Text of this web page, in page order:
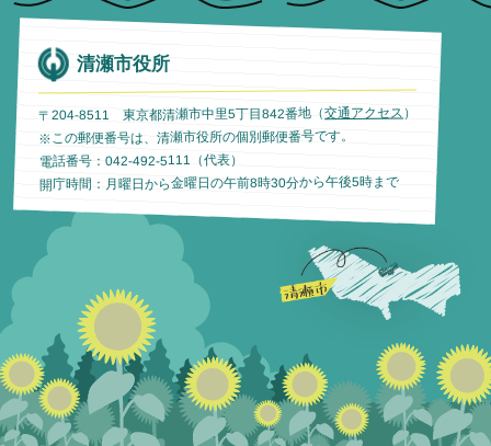
清瀬市役所
〒204-8511 東京都清瀬市中里5丁目842番地（交通アクセス ）
※この郵便番号は、清瀬市役所の個別郵便番号です。
電話番号：042-492-5111（代表）
開庁時間：月曜日から金曜日の午前8時30分から午後5時まで